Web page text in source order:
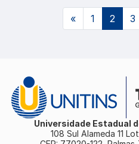
« 1 2 (atual)
3
Universidade Estadual
108 Sul Alameda 11